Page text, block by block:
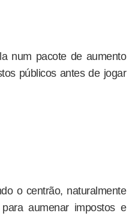
num pacote de aumento
públicos antes de jogar
o centrão, naturalmente
aumenar impostos e